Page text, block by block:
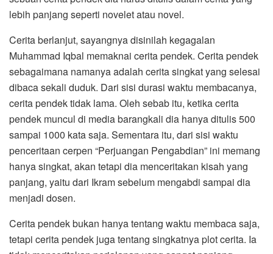
lebih panjang seperti novelet atau novel.
Cerita berlanjut, sayangnya disinilah kegagalan
Muhammad Iqbal memaknai cerita pendek. Cerita pendek
sebagaimana namanya adalah cerita singkat yang selesai
dibaca sekali duduk. Dari sisi durasi waktu membacanya,
cerita pendek tidak lama. Oleh sebab itu, ketika cerita
pendek muncul di media barangkali dia hanya ditulis 500
sampai 1000 kata saja. Sementara itu, dari sisi waktu
penceritaan cerpen “Perjuangan Pengabdian” ini memang
hanya singkat, akan tetapi dia menceritakan kisah yang
panjang, yaitu dari Ikram sebelum mengabdi sampai dia
menjadi dosen.
Cerita pendek bukan hanya tentang waktu membaca saja,
tetapi cerita pendek juga tentang singkatnya plot cerita. Ia